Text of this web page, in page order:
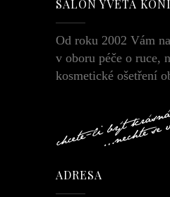
SALON YVETA
Od roku 2002 Vám
v oboru péče o ruce,
kosmetické ošetření
ADRESA